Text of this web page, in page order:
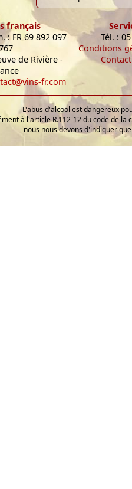
français
: FR 69 892 097
de Rivière -
fr.com
Tél. :
Conditions
Contact
L'abus d'alcool est dangereux
à l'article R.112-12 du code de la
nous nous devons d'indiquer